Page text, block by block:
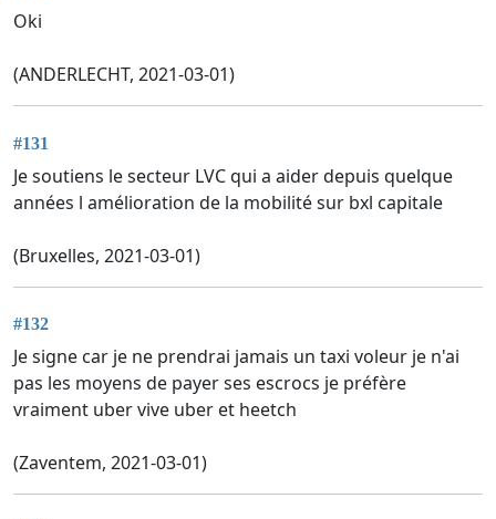
Oki
(ANDERLECHT, 2021-03-01)
#131
Je soutiens le secteur LVC qui a aider depuis quelque
années l amélioration de la mobilité sur bxl capitale
(Bruxelles, 2021-03-01)
#132
Je signe car je ne prendrai jamais un taxi voleur je n'ai
pas les moyens de payer ses escrocs je préfère
vraiment uber vive uber et heetch
(Zaventem, 2021-03-01)